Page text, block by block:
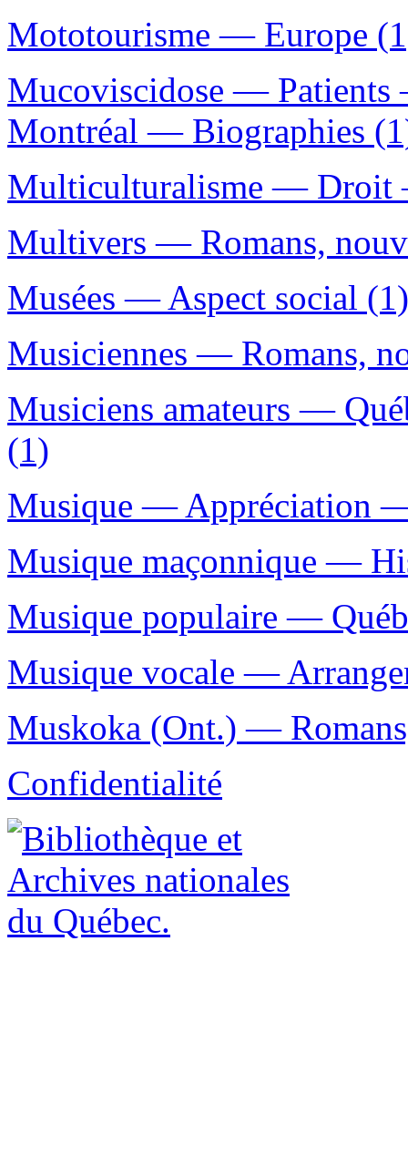
Mototourisme — Europe
Mucoviscidose —
Montréal — Biographies
Multiculturalisme — Droit
Multivers — Romans,
Musées — Aspect social (1)
Musiciennes — Romans,
Musiciens amateurs —
(1)
Musique — Appréciation
Musique maçonnique —
Musique populaire —
Musique vocale —
Muskoka (Ont.) —
Confidentialité